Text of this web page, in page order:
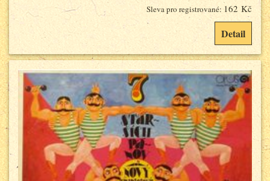
Sleva pro registrované: 162 Kč
Detail